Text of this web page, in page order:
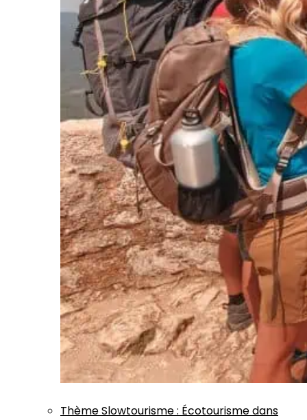
ThèmeSlowtourisme: Écotourisme dans